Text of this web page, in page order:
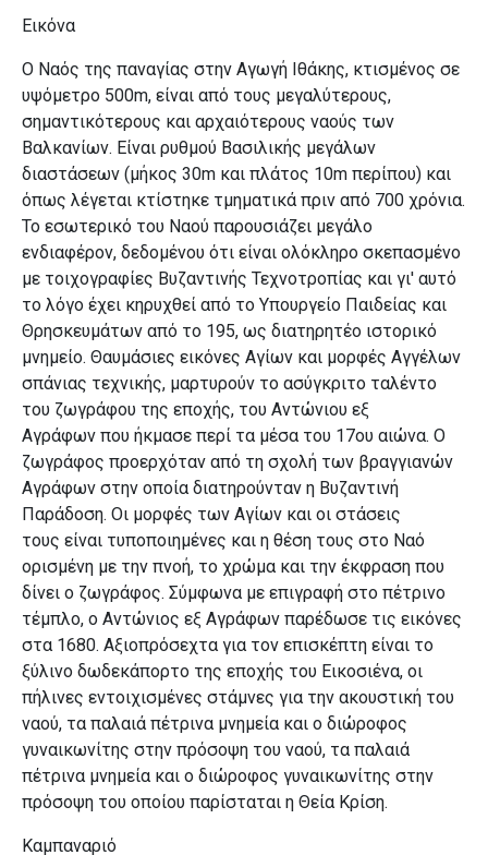
Εικόνα
Ο Ναός της παναγίας στην Αγωγή Ιθάκης, κτισμένος σε
υψόμετρο 500m, είναι από τους μεγαλύτερους,
σημαντικότερους και αρχαιότερους ναούς των
Βαλκανίων. Είναι ρυθμού Βασιλικής μεγάλων
διαστάσεων (μήκος 30m και πλάτος 10m περίπου) και
όπως λέγεται κτίστηκε τμηματικά πριν από 700 χρόνια.
Το εσωτερικό του Ναού παρουσιάζει μεγάλο
ενδιαφέρον, δεδομένου ότι είναι ολόκληρο σκεπασμένο
με τοιχογραφίες Βυζαντινής Τεχνοτροπίας και γι' αυτό
το λόγο έχει κηρυχθεί από το Υπουργείο Παιδείας και
Θρησκευμάτων από το 195, ως διατηρητέο ιστορικό
μνημείο. Θαυμάσιες εικόνες Αγίων και μορφές Αγγέλων
σπάνιας τεχνικής, μαρτυρούν το ασύγκριτο ταλέντο
του ζωγράφου της εποχής, του Αντώνιου εξ
Αγράφων που ήκμασε περί τα μέσα του 17ου αιώνα. Ο
ζωγράφος προερχόταν από τη σχολή των βραγγιανών
Αγράφων στην οποία διατηρούνταν η Βυζαντινή
Παράδοση. Οι μορφές των Αγίων και οι στάσεις
τους είναι τυποποιημένες και η θέση τους στο Ναό
ορισμένη με την πνοή, το χρώμα και την έκφραση που
δίνει ο ζωγράφος. Σύμφωνα με επιγραφή στο πέτρινο
τέμπλο, ο Αντώνιος εξ Αγράφων παρέδωσε τις εικόνες
στα 1680. Αξιοπρόσεχτα για τον επισκέπτη είναι το
ξύλινο δωδεκάπορτο της εποχής του Εικοσιένα, οι
πήλινες εντοιχισμένες στάμνες για την ακουστική του
ναού, τα παλαιά πέτρινα μνημεία και ο διώροφος
γυναικωνίτης στην πρόσοψη του ναού, τα παλαιά
πέτρινα μνημεία και ο διώροφος γυναικωνίτης στην
πρόσοψη του οποίου παρίσταται η Θεία Κρίση.
Καμπαναριό